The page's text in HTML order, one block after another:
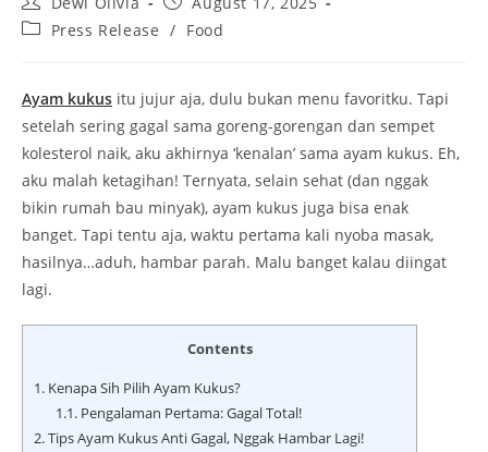
author:
published:
PostPress Release / Food
Ayam kukus itu jujur aja, dulu bukan menu favoritku. Tapi
setelah sering gagal sama goreng-gorengan dan sempet
kolesterol naik, aku akhirnya ‘kenalan’ sama ayam kukus. Eh,
aku malah ketagihan! Ternyata, selain sehat (dan nggak
bikin rumah bau minyak), ayam kukus juga bisa enak
banget. Tapi tentu aja, waktu pertama kali nyoba masak,
hasilnya…aduh, hambar parah. Malu banget kalau diingat
lagi.
Contents
1. Kenapa Sih Pilih Ayam Kukus?
1.1.Pengalaman Pertama: Gagal Total!
2.Tips Ayam Kukus Anti Gagal, Nggak Hambar Lagi!